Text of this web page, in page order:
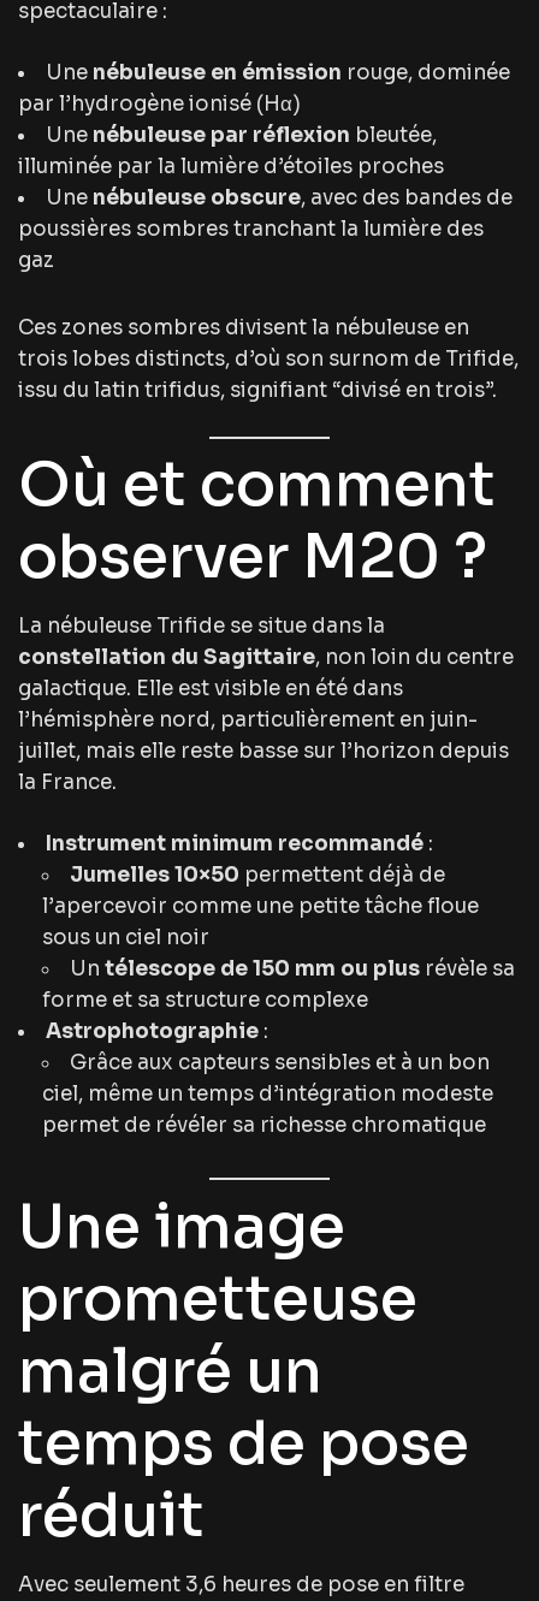
spectaculaire :
Une nébuleuse en émission rouge, dominée
par l’hydrogène ionisé (Hα)
Une nébuleuse par réflexion bleutée,
illuminée par la lumière d’étoiles proches
Une nébuleuse obscure, avec des bandes de
poussières sombres tranchant la lumière des
gaz
Ces zones sombres divisent la nébuleuse en
trois lobes distincts, d’où son surnom de Trifide,
issu du latin trifidus, signifiant “divisé en trois”.
Où et comment
observer M20 ?
La nébuleuse Trifide se situe dans la
constellation du Sagittaire, non loin du centre
galactique. Elle est visible en été dans
l’hémisphère nord, particulièrement en juin-
juillet, mais elle reste basse sur l’horizon depuis
la France.
Instrument minimum recommandé :
Jumelles 10×50 permettent déjà de
l’apercevoir comme une petite tâche floue
sous un ciel noir
Un télescope de 150 mm ou plusrévèle sa
forme et sa structure complexe
Astrophotographie :
Grâce aux capteurs sensibles et à un bon
ciel, même un temps d’intégration modeste
permet de révéler sa richesse chromatique
Une image
prometteuse
malgré un
temps de pose
réduit
Avec seulement 3,6 heures de pose en filtre